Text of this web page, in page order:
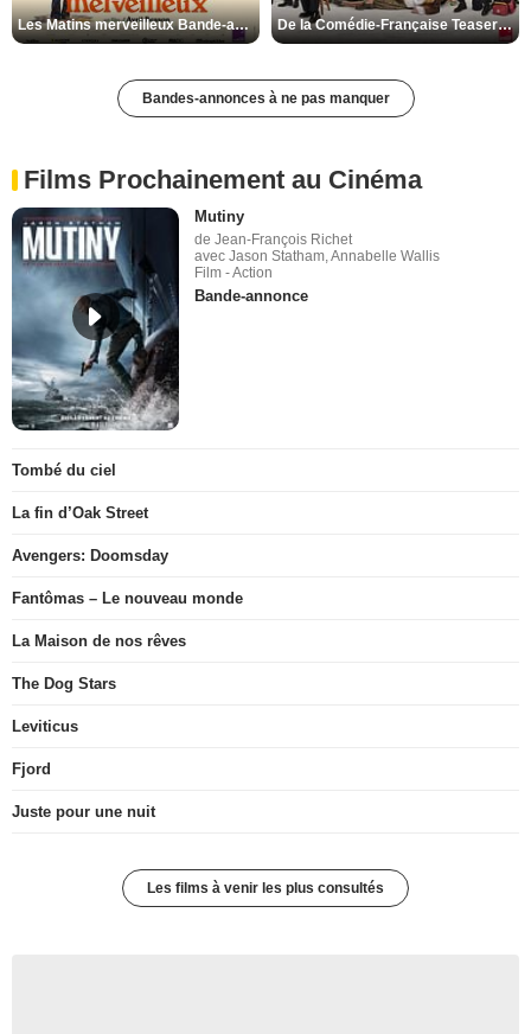
Les Matins merveilleux Bande-annonce VF De la Comédie-Française Teaser VF
Bandes-annonces à ne pas manquer
Films Prochainement au Cinéma
Mutiny
de Jean-François Richet
avec Jason Statham, Annabelle Wallis
Film - Action
Bande-annonce
Tombé du ciel
La fin d’Oak Street
Avengers: Doomsday
Fantômas – Le nouveau monde
La Maison de nos rêves
The Dog Stars
Leviticus
Fjord
Juste pour une nuit
Les films à venir les plus consultés